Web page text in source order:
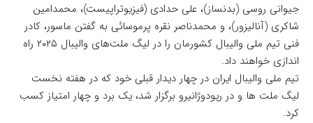
جیوانی روسی (بدنساز)، علی حدادی (فیزیوتراپیست)، محمدامین
شاکری (آنالیزور)، و محمدناصر نقره پرموسائی به گفتن ماسور، کادر
فنی تیم ملی والیبال کشورمان را در لیگ ملت‌های والیبال ۲۰۲۵ راه
اندازی خواهند داد.
تیم ملی والیبال ایران در چهار دیدار قبلی خود که در هفته نخست
لیگ ملت ها و در ریودوژانیرو برگزار شد، یک برد و چهار امتیاز کسب
کرد.